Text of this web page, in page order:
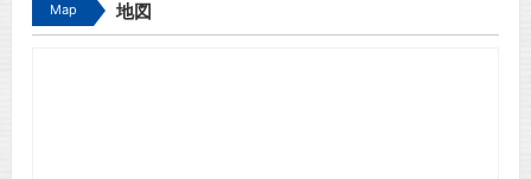
Map 地図